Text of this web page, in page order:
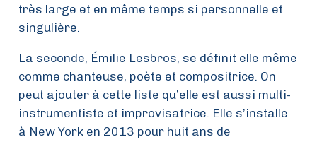
très large et en même temps si personnelle et
singulière.
La seconde, Émilie Lesbros, se définit elle même
comme chanteuse, poète et compositrice. On
peut ajouter à cette liste qu’elle est aussi multi-
instrumentiste et improvisatrice. Elle s’installe
à New York en 2013 pour huit ans de